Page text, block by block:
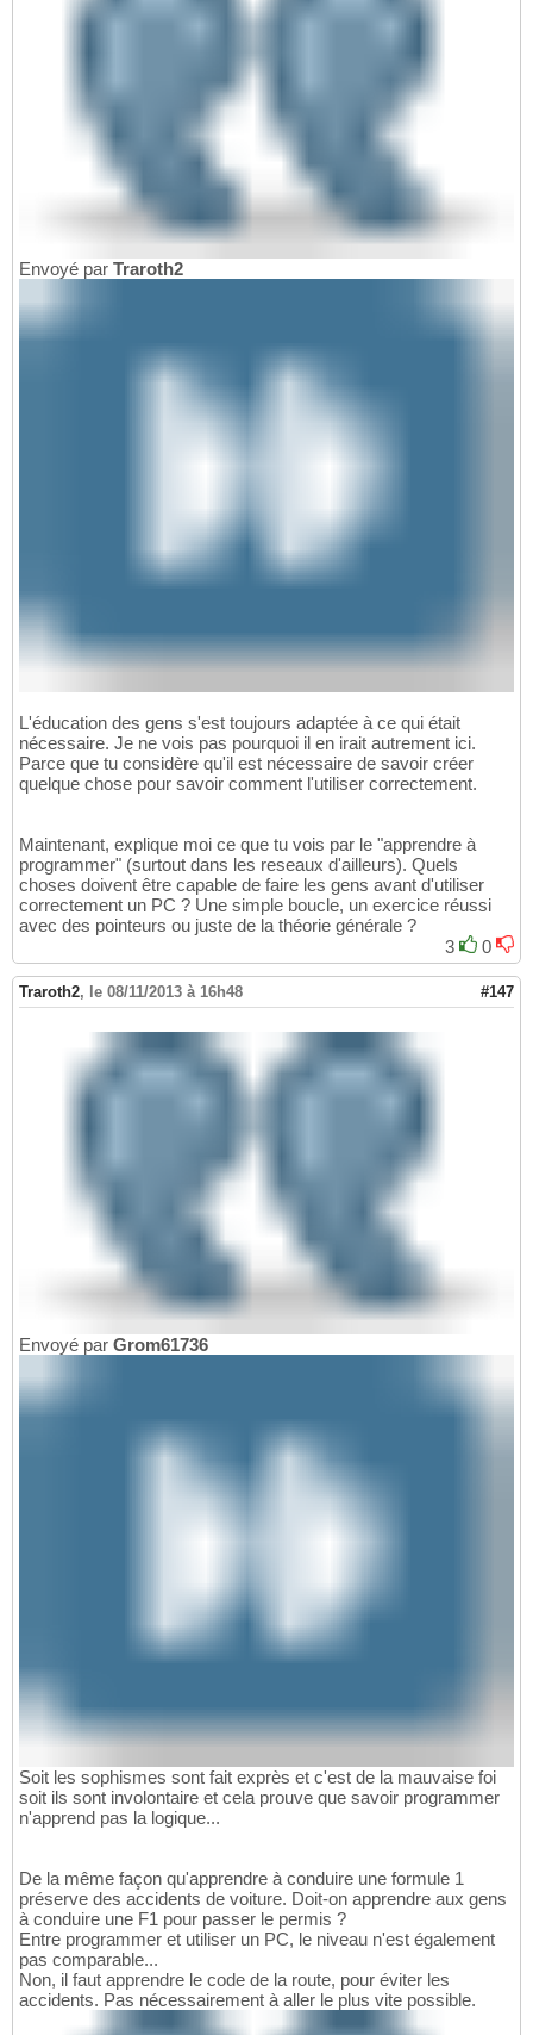
Envoyé par Traroth2
L'éducation des gens s'est toujours adaptée à ce qui était
nécessaire. Je ne vois pas pourquoi il en irait autrement ici.
Parce que tu considère qu'il est nécessaire de savoir créer
quelque chose pour savoir comment l'utiliser correctement.
Maintenant, explique moi ce que tu vois par le "apprendre à
programmer" (surtout dans les reseaux d'ailleurs). Quels
choses doivent être capable de faire les gens avant d'utiliser
correctement un PC ? Une simple boucle, un exercice réussi
avec des pointeurs ou juste de la théorie générale ?
3
0
Traroth2, le 08/11/2013 à 16h48 #147
Envoyé par Grom61736
Soit les sophismes sont fait exprès et c'est de la mauvaise foi
soit ils sont involontaire et cela prouve que savoir programmer
n'apprend pas la logique...
De la même façon qu'apprendre à conduire une formule 1
préserve des accidents de voiture. Doit-on apprendre aux gens
à conduire une F1 pour passer le permis ?
Entre programmer et utiliser un PC, le niveau n'est également
pas comparable...
Non, il faut apprendre le code de la route, pour éviter les
accidents. Pas nécessairement à aller le plus vite possible.